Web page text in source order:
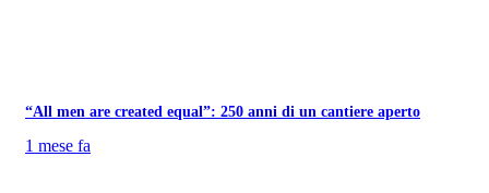
“All men are created equal”: 250 anni di un cantiere aperto
1 mese fa